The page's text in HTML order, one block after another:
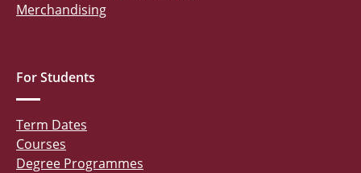
Merchandising
For Students
Term Dates
Courses
Degree Programmes